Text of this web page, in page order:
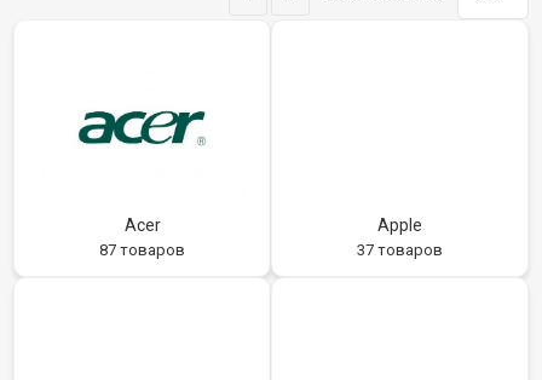
Acer
87 товаров
Apple
37 товаров